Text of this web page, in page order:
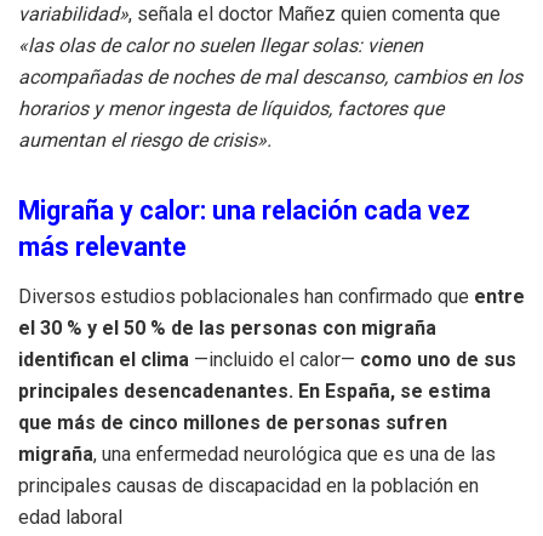
variabilidad», señala el doctor Mañez quien comenta que
«las olas de calor no suelen llegar solas: vienen
acompañadas de noches de mal descanso, cambios en los
horarios y menor ingesta de líquidos, factores que
aumentan el riesgo de crisis».
Migraña y calor: una relación cada vez
más relevante
Diversos estudios poblacionales han confirmado que entre
el 30 % y el 50 % de las personas con migraña
identifican el clima —incluido el calor— como uno de sus
principales desencadenantes. En España, se estima
que más de cinco millones de personas sufren
migraña, una enfermedad neurológica que es una de las
principales causas de discapacidad en la población en
edad laboral